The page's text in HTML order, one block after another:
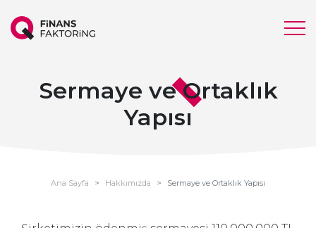
Sermaye ve Ortaklık
Yapısı
Ana Sayfa Hakkımızda Sermaye ve Ortaklık Yapısı